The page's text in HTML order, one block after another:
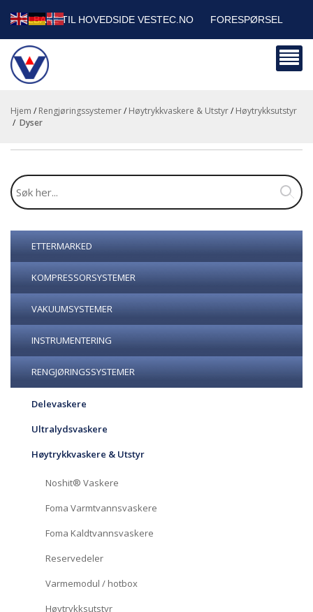
TILBAKE TIL HOVEDSIDE VESTEC.NO FORESPØRSEL
HANDLEVOGN
BEDRIFTSKUNDER
Hjem / Rengjøringssystemer/ Høytrykkvaskere & Utstyr/ Høytrykksutstyr
/
dyser
ETTERMARKED
KOMPRESSORSYSTEMER
VAKUUMSYSTEMER
INSTRUMENTERING
RENGJØRINGSSYSTEMER
Delevaskere
Ultralydsvaskere
Høytrykkvaskere & Utstyr
Noshit® Vaskere
Foma Varmtvannsvaskere
Foma Kaldtvannsvaskere
Reservedeler
Varmemodul / hotbox
Høytrykksutstyr